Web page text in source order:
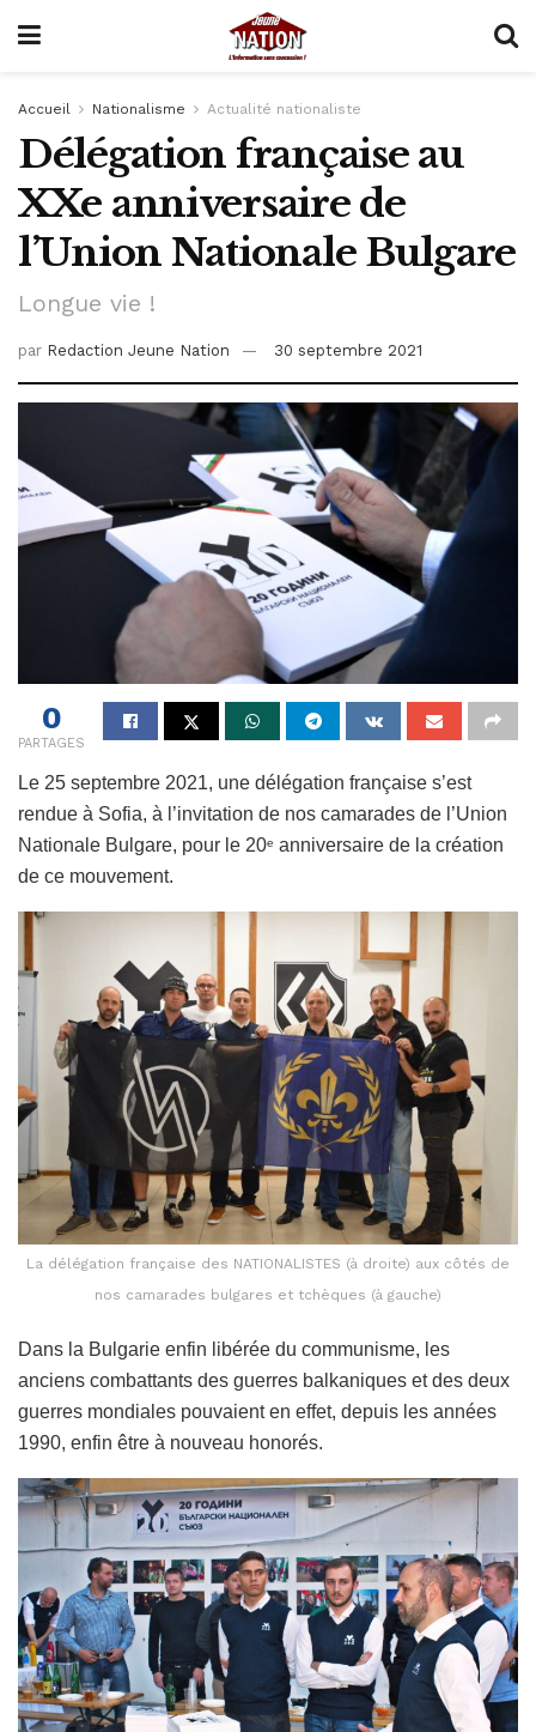
Accueil Nationalisme Actualité nationaliste
Délégation française au
XXe anniversaire de
l’Union Nationale Bulgare
Longue vie !
par Redaction Jeune Nation 30 septembre 2021
0
PARTAGES
Le 25 septembre 2021, une délégation française s’est
rendue à Sofia, à l’invitation de nos camarades de l’Union
Nationale Bulgare, pour le 20e anniversaire de la création
de ce mouvement.
La délégation française des NATIONALISTES (à droite) aux côtés de
nos camarades bulgares et tchèques (à gauche)
Dans la Bulgarie enfin libérée du communisme, les
anciens combattants des guerres balkaniques et des deux
guerres mondiales pouvaient en effet, depuis les années
1990, enfin être à nouveau honorés.